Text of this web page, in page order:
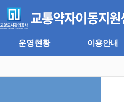
뉴
바
기
바
로
운영현황 이용안내